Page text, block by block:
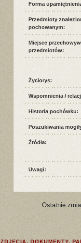
Forma
Przedmioty
pochowanym:
Miejsce
przedmiotów:
Życiorys:
Wspomnienia /
Historia pochówku:
Poszukiwania
Źródła:
Uwagi:
Ostatnie
ZDJĘCIA, DOKUMENTY,